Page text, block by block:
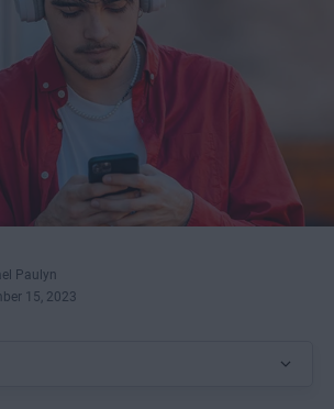
Paulyn
15, 2023